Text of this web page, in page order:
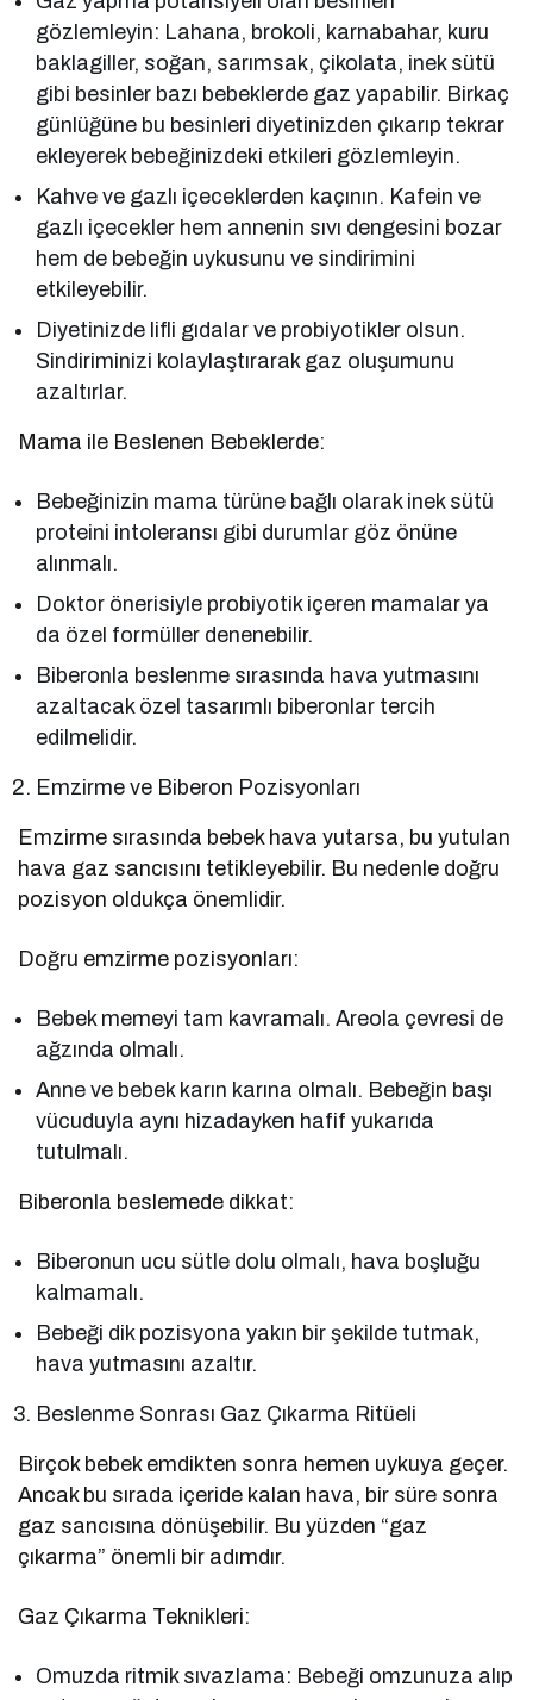
gözlemleyin: Lahana, brokoli, karnabahar, kuru
baklagiller, soğan, sarımsak, çikolata, inek sütü
gibi besinler bazı bebeklerde gaz yapabilir. Birkaç
günlüğüne bu besinleri diyetinizden çıkarıp tekrar
ekleyerek bebeğinizdeki etkileri gözlemleyin.
Kahve ve gazlı içeceklerden kaçının. Kafein ve
gazlı içecekler hem annenin sıvı dengesini bozar
hem de bebeğin uykusunu ve sindirimini
etkileyebilir.
Diyetinizde lifli gıdalar ve probiyotikler olsun.
Sindiriminizi kolaylaştırarak gaz oluşumunu
azaltırlar.
Mama ile Beslenen Bebeklerde:
Bebeğinizin mama türüne bağlı olarak inek sütü
proteini intoleransı gibi durumlar göz önüne
alınmalı.
Doktor önerisiyle probiyotik içeren mamalar ya
da özel formüller denenebilir.
Biberonla beslenme sırasında hava yutmasını
azaltacak özel tasarımlı biberonlar tercih
edilmelidir.
Emzirme ve Biberon Pozisyonları
Emzirme sırasında bebek hava yutarsa, bu yutulan
hava gaz sancısını tetikleyebilir. Bu nedenle doğru
pozisyon oldukça önemlidir.
Doğru emzirme pozisyonları:
Bebek memeyi tam kavramalı. Areola çevresi de
ağzında olmalı.
Anne ve bebek karın karına olmalı. Bebeğin başı
vücuduyla aynı hizadayken hafif yukarıda
tutulmalı.
Biberonla beslemede dikkat:
Biberonun ucu sütle dolu olmalı, hava boşluğu
kalmamalı.
Bebeği dik pozisyona yakın bir şekilde tutmak,
hava yutmasını azaltır.
Beslenme Sonrası Gaz Çıkarma Ritüeli
Birçok bebek emdikten sonra hemen uykuya geçer.
Ancak bu sırada içeride kalan hava, bir süre sonra
gaz sancısına dönüşebilir. Bu yüzden “gaz
çıkarma” önemli bir adımdır.
Gaz Çıkarma Teknikleri:
Omuzda ritmik sıvazlama: Bebeği omzunuza alıp